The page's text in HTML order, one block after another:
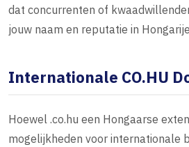
dat concurrenten of
jouw naam en reputatie in
Internationale CO.HU
Hoewel .co.hu een Hongaarse
mogelijkheden voor internationale